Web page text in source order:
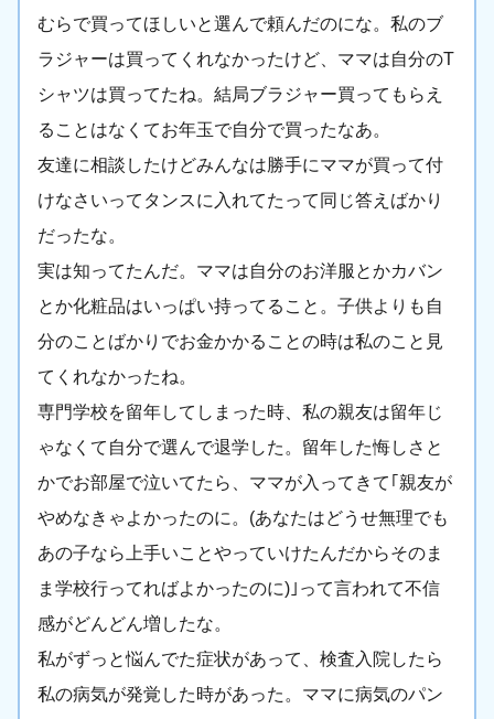
むらで買ってほしいと選んで頼んだのにな。私のブ
ラジャーは買ってくれなかったけど、ママは自分のT
シャツは買ってたね。結局ブラジャー買ってもらえ
ることはなくてお年玉で自分で買ったなあ。
友達に相談したけどみんなは勝手にママが買って付
けなさいってタンスに入れてたって同じ答えばかり
だったな。
実は知ってたんだ。ママは自分のお洋服とかカバン
とか化粧品はいっぱい持ってること。子供よりも自
分のことばかりでお金かかることの時は私のこと見
てくれなかったね。
専門学校を留年してしまった時、私の親友は留年じ
ゃなくて自分で選んで退学した。留年した悔しさと
かでお部屋で泣いてたら、ママが入ってきて｢親友が
やめなきゃよかったのに。(あなたはどうせ無理でも
あの子なら上手いことやっていけたんだからそのま
ま学校行ってればよかったのに)｣って言われて不信
感がどんどん増したな。
私がずっと悩んでた症状があって、検査入院したら
私の病気が発覚した時があった。ママに病気のパン